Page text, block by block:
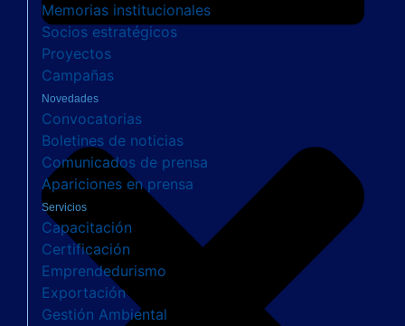
Memorias institucionales
Socios estratégicos
Proyectos
Campañas
Novedades
Convocatorias
Boletines de noticias
Comunicados de prensa
Apariciones en prensa
Servicios
Capacitación
Certificación
Emprendedurismo
Exportación
Gestión Ambiental